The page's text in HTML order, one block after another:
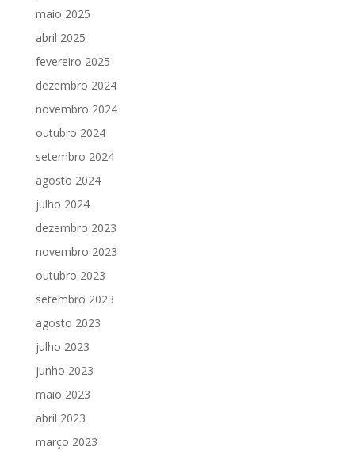
maio 2025
abril 2025
fevereiro 2025
dezembro 2024
novembro 2024
outubro 2024
setembro 2024
agosto 2024
julho 2024
dezembro 2023
novembro 2023
outubro 2023
setembro 2023
agosto 2023
julho 2023
junho 2023
maio 2023
abril 2023
março 2023